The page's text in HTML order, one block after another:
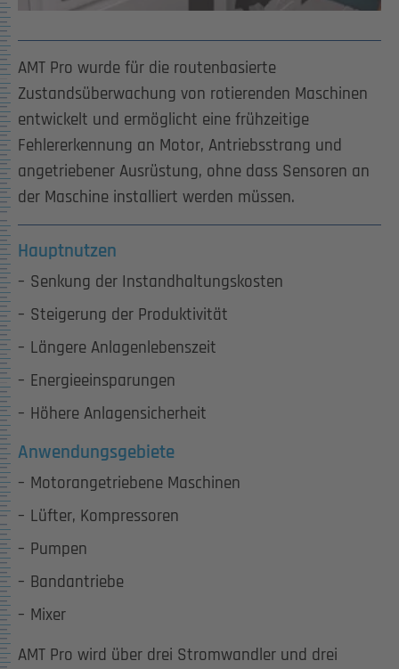
AMT Pro wurde für die routenbasierte
Zustandsüberwachung von rotierenden Maschinen
entwickelt und ermöglicht eine frühzeitige
Fehlererkennung an Motor, Antriebsstrang und
angetriebener Ausrüstung, ohne dass Sensoren an
der Maschine installiert werden müssen.
Hauptnutzen
Senkung der Instandhaltungskosten
Steigerung der Produktivität
Längere Anlagenlebenszeit
Energieeinsparungen
Höhere Anlagensicherheit
Anwendungsgebiete
Motorangetriebene Maschinen
Lüfter, Kompressoren
Pumpen
Bandantriebe
Mixer
AMT Pro wird über drei Stromwandler und drei